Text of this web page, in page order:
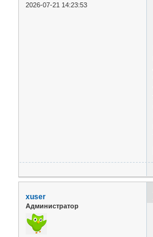
2026-07-21 14:23:53
xuser
Администратор